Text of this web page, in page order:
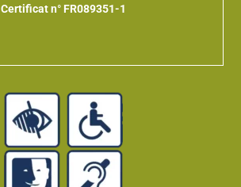
Certificat n° FR089351-1